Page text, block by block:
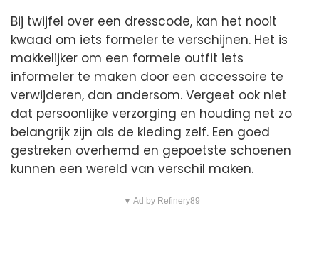
Bij twijfel over een dresscode, kan het nooit
kwaad om iets formeler te verschijnen. Het is
makkelijker om een formele outfit iets
informeler te maken door een accessoire te
verwijderen, dan andersom. Vergeet ook niet
dat persoonlijke verzorging en houding net zo
belangrijk zijn als de kleding zelf. Een goed
gestreken overhemd en gepoetste schoenen
kunnen een wereld van verschil maken.
▼ Ad by Refinery89